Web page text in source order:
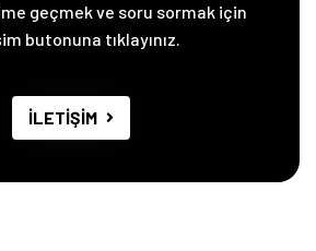
geçmek ve soru sormak için
butonuna tıklayınız.
İLETİŞİM